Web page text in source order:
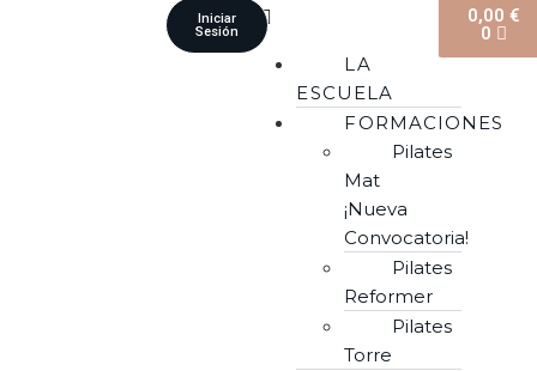
LA
ESCUELA
FORMACIONES
Pilates
Mat
¡Nueva
Convocatoria!
Pilates
Reformer
Pilates
Torre
Iniciar
Sesión
0,00€
0